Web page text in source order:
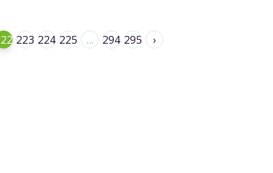
223 224 225 ... 294 295 ›